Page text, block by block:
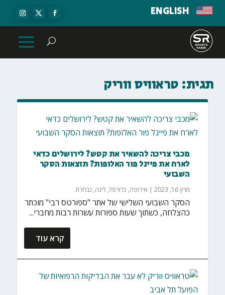
ENGLISH
תגית: טראוויס ווריק
מכבי צריכה להשאיר את קטש? לירושלים כדאי
לארח את פיינל פור האלופות? תוצאות הסקר
השבועי
מרץ 16, 2023 | אירופה, כדורסל, ליגה, נבחרת
הסקר השבועי השלישי של אתר "ספורטס רבי" מוכתר
כהצלחה, כשתוך שעות ספורות עשרות רבות מחברי...
קרא עוד